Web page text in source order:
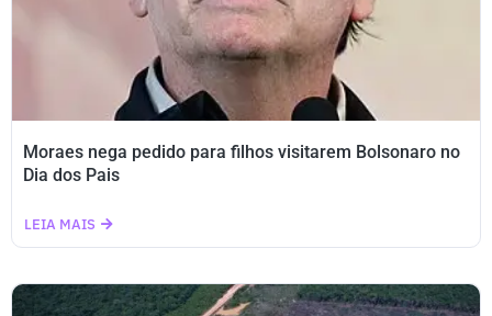
Moraes nega pedido para filhos visitarem Bolsonaro no
Dia dos Pais
LEIA MAIS